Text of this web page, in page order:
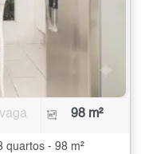
98 m²
quartos - 98 m²